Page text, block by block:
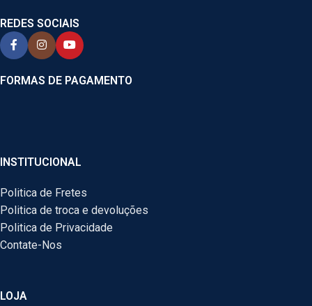
REDES SOCIAIS
FORMAS DE PAGAMENTO
INSTITUCIONAL
Politica de Fretes
Politica de troca e devoluções
Politica de Privacidade
Contate-Nos
LOJA